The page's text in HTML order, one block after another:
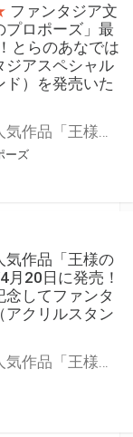
ファンタジア文
プロポーズ」最
とらのあなでは
ジアスペシャル
）を発売いた
ーズ
気作品「王様の
月20日に発売！
念してファンタ
アクリルスタン